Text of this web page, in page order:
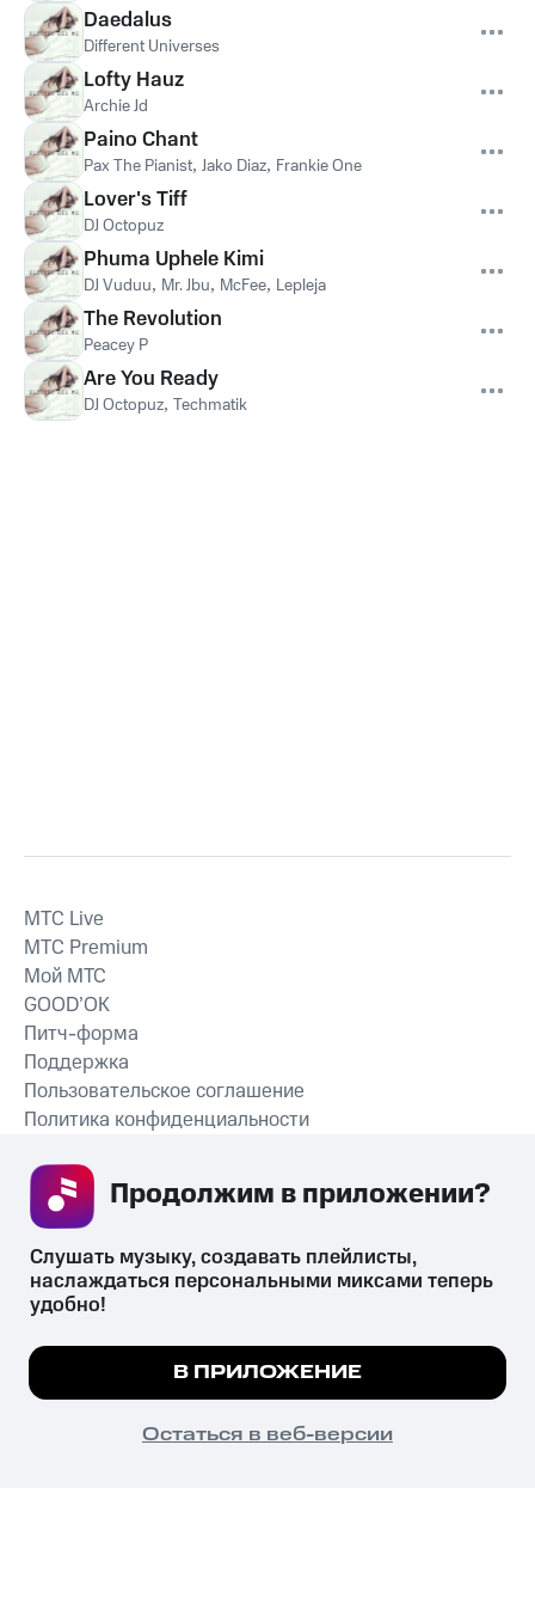
Daedalus
Different Universes
Lofty Hauz
Archie Jd
Paino Chant
Pax The Pianist, Jako Diaz, Frankie One
Lover's Tiff
DJ Octopuz
Phuma Uphele Kimi
DJ Vuduu, Mr. Jbu, McFee, Lepleja
The Revolution
Peacey P
Are You Ready
DJ Octopuz, Techmatik
СКАЧАТЬ ПРИЛОЖЕНИЕ
MTС Live
MTС Premium
Мой МТС
GOOD’OK
Питч-форма
Поддержка
Пользовательское соглашение
Политика конфиденциальности
психотропных веществ, их аналогов причиняет вред здоровью,
их незаконный оборот запрещён и влечёт установленную
законодательством ответственность.
© 2026 ООО «КИОН».
Все права защищены
Мы используем куки, чтобы на сайте все
Подробнее
ПОНЯТНО
Слушать музыку, создавать плейлисты,
наслаждаться персональными миксами теперь
удобно!
В ПРИЛОЖЕНИЕ
Остаться в веб-версии